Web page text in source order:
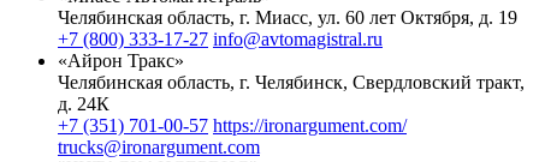
Челябинская область, г. Миасс, ул. 60 лет Октября, д. 19
+7 (800) 333-17-27 info@avtomagistral.ru
«Айрон Тракс»
Челябинская область, г. Челябинск, Свердловский тракт,
д. 24К
+7 (351) 701-00-57 https://ironargument.com/
trucks@ironargument.com